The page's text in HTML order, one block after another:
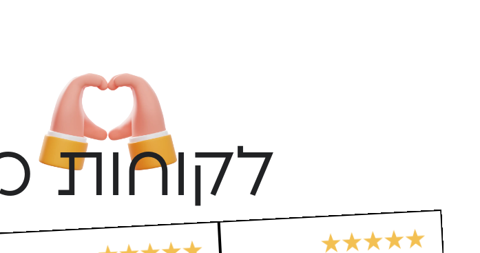
לקוחות